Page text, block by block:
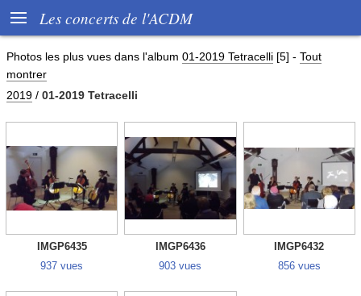
 Les concerts de l'ACDM
Photos les plus vues dans l'album 01-2019 Tetracelli [5] - Tout
montrer
2019 / 01-2019 Tetracelli
IMGP6435
937 vues
IMGP6436
903 vues
IMGP6432
856 vues